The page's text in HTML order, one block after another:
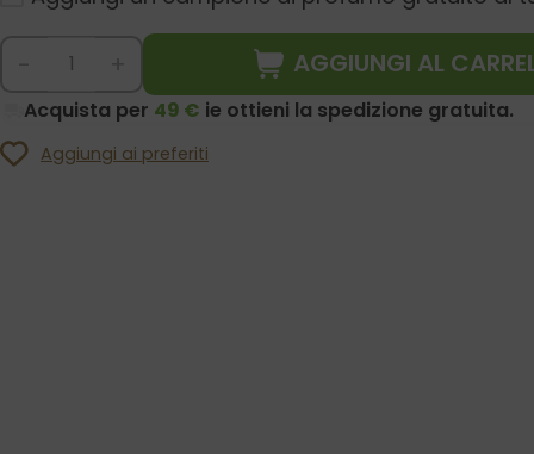
AGGIUNGI AL
Acquista per 49 € ie ottieni la spedizione gratuita.
Aggiungi ai preferiti